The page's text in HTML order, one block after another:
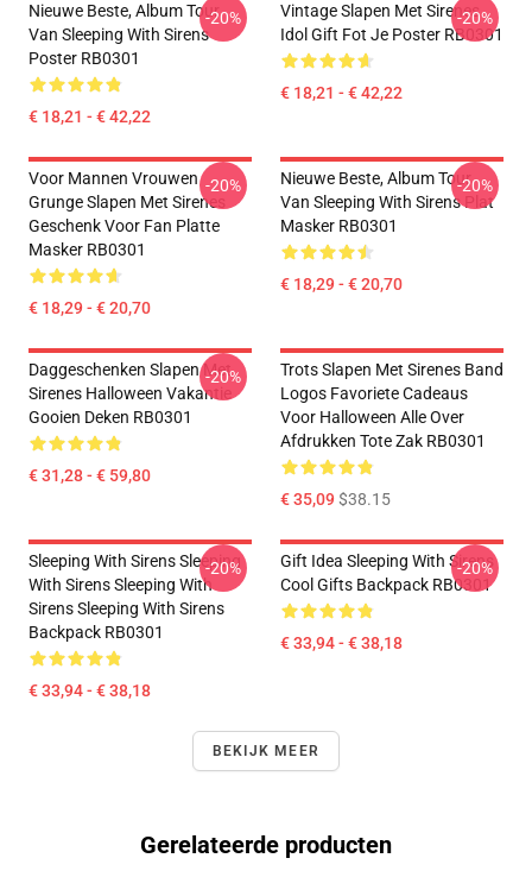
Nieuwe Beste, Album Tour
Van Sleeping With Sirens
Poster RB0301
€ 18,21 - € 42,22
-20%
Vintage Slapen Met Sirenes
Idol Gift Fot Je Poster RB0301
€ 18,21 - € 42,22
-20%
Voor Mannen Vrouwen
Grunge Slapen Met Sirenes
Geschenk Voor Fan Platte
Masker RB0301
€ 18,29 - € 20,70
-20%
Nieuwe Beste, Album Tour
Van Sleeping With Sirens Plat
Masker RB0301
€ 18,29 - € 20,70
-20%
Daggeschenken Slapen Met
Sirenes Halloween Vakantie
Gooien Deken RB0301
€ 31,28 - € 59,80
-20%
Trots Slapen Met Sirenes Band
Logos Favoriete Cadeaus
Voor Halloween Alle Over
Afdrukken Tote Zak RB0301
€ 35,09$38.15
Sleeping With Sirens Sleeping
With Sirens Sleeping With
Sirens Sleeping With Sirens
Backpack RB0301
€ 33,94 - € 38,18
-20%
Gift Idea Sleeping With Sirens
Cool Gifts Backpack RB0301
€ 33,94 - € 38,18
-20%
BEKIJK MEER
Gerelateerde producten